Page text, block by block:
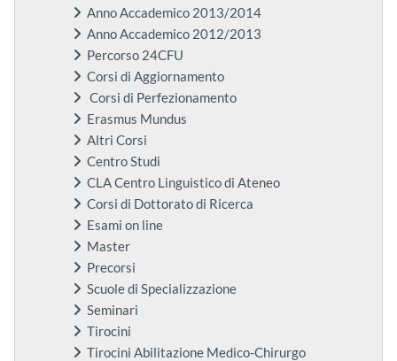
Anno Accademico 2013/2014
Anno Accademico 2012/2013
Percorso 24CFU
Corsi di Aggiornamento
Corsi di Perfezionamento
Erasmus Mundus
Altri Corsi
Centro Studi
CLA Centro Linguistico di Ateneo
Corsi di Dottorato di Ricerca
Esami on line
Master
Precorsi
Scuole di Specializzazione
Seminari
Tirocini
Tirocini Abilitazione Medico-Chirurgo